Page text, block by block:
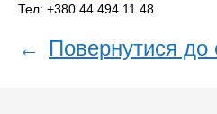
Тел: +380 44 494 11 48
← Повернутися до